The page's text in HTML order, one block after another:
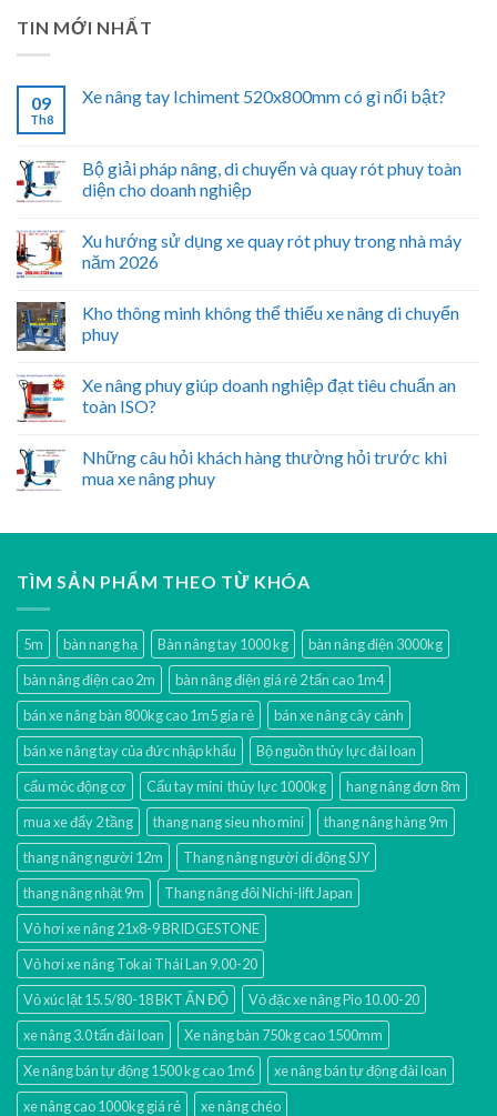
TIN MỚI NHẤT
09
Th8
Xe nâng tay Ichiment 520x800mm có gì nổi bật?
Bộ giải pháp nâng, di chuyển và quay rót phuy toàn
diện cho doanh nghiệp
Xu hướng sử dụng xe quay rót phuy trong nhà máy
năm 2026
Kho thông minh không thể thiếu xe nâng di chuyển
phuy
Xe nâng phuy giúp doanh nghiệp đạt tiêu chuẩn an
toàn ISO?
Những câu hỏi khách hàng thường hỏi trước khi
mua xe nâng phuy
TÌM SẢN PHẨM THEO TỪ KHÓA
5m bàn nang hạ Bàn nâng tay 1000 kg
bàn nâng điện 3000kg
bàn nâng điện cao 2m
bàn nâng điện giá rẻ 2 tấn cao 1m4
bán xe nâng bàn 800kg cao 1m5 gía rẻ
bán xe nâng cây cảnh
bán xe nâng tay của đức nhập khẩu
Bộ nguồn thủy lực đài loan
cẩu móc động cơ
Cẩu tay mini thủy lực 1000kg
hang nâng đơn 8m
mua xe đẩy 2 tầng
thang nang sieu nho mini
thang nâng hàng 9m
thang nâng người 12m
Thang nâng người di động SJY
thang nâng nhật 9m
Thang nâng đôi Nichi-lift Japan
Vỏ hơi xe nâng 21x8-9 BRIDGESTONE
Vỏ hơi xe nâng Tokai Thái Lan 9.00-20
Vỏ xúc lật 15.5/80-18 BKT ẤN ĐỘ
Vỏ đặc xe nâng Pio 10.00-20
xe nâng 3.0 tấn đài loan
Xe nâng bàn 750kg cao 1500mm
Xe nâng bán tự động 1500 kg cao 1m6
xe nâng bán tự động đài loan
xe nâng cao 1000kg giá rẻ
xe nâng chéo